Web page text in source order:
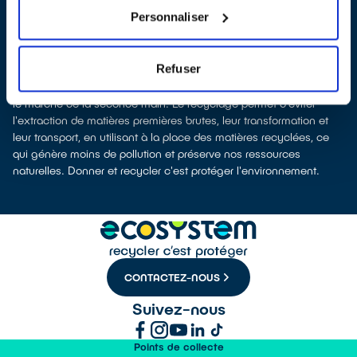
Personnaliser
Refuser
Recycler, c’est économiser les ressources et réduire l’impact
environnemental
La production d’équipements électriques neufs est génératrice de
pollution et consommatrice de ressources naturelles. Le don
permet d’éviter la fabrication de nouveaux produits en alimentant
le marché de la seconde main. Le recyclage permet d'éviter
l'extraction de matières premières brutes, leur transformation et
leur transport, en utilisant à la place des matières recyclées, ce
qui génère moins de pollution et préserve nos ressources
naturelles. Donner et recycler c'est protéger l'environnement.
CONTACTEZ-NOUS
Suivez-nous
Points de collecte